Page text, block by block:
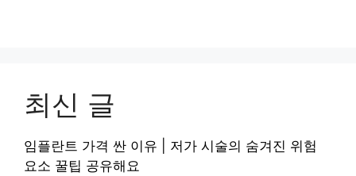
최신 글
임플란트 가격 싼 이유 | 저가 시술의 숨겨진 위험
요소 꿀팁 공유해요